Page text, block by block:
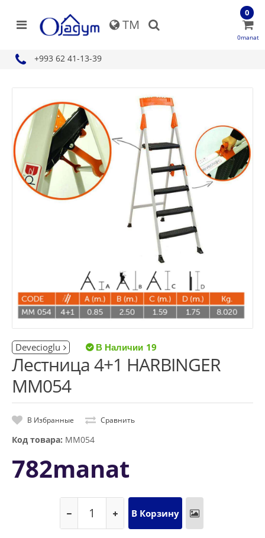
TM
+993 62 41-13-39
0
0manat
Devecioglu 19
Лестница 4+1 HARBINGER
MM054
В Избранные Сравнить
Код товара: MM054
782manat